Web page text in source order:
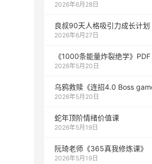
2026年6月28日
良叔90天人格吸引力成长计划
2026年6月27日
《1000‮能条‬‎量‮裂炸‬‎绝学》PDF
2026年5月20日
乌鸦救赎《连招4.0 Boss
2026年5月20日
蛇年顶阶情绪价值课
2026年5月19日
阮琦老师《365真我修炼课》
2026年5月19日